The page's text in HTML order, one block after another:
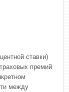
ставки)
премий
между